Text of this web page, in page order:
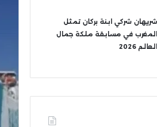
شريهان شركي ابنة بركان تمثل
المغرب في مسابقة ملكة جمال
العالم 2026